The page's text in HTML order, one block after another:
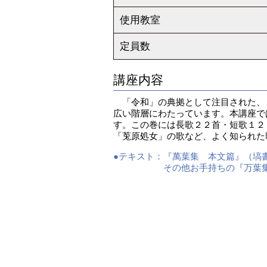
使用教室
定員数
講座内容
「令和」の典拠として注目された
広い階層にわたっています。本講座
す。この巻には長歌２２首・短歌１
「莵原処女」の歌など、よく知られ
●テキスト：
『萬葉集 本文篇』（塙
その他お手持ちの『万葉